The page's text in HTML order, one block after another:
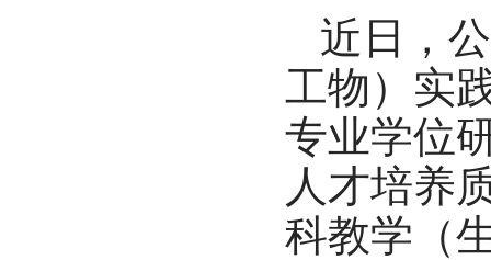
近日，
工物）实
专业学位
人才培养
科教学（